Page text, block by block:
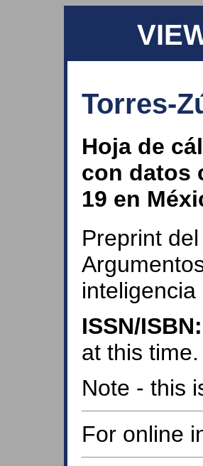
Torres-
Hoja de
con datos
19 en
Preprint
ISSN/ISBN:
at this time.
Note - this
For online